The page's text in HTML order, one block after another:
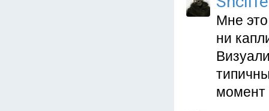
Мне
ни
момент